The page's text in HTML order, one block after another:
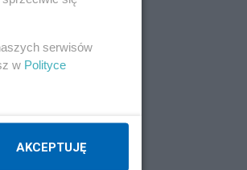
serwisów
w Polityce
AKCEPTUJĘ